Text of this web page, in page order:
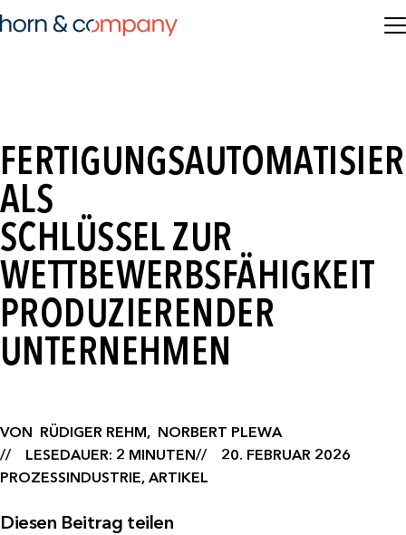
ALS
SCHLÜSSEL ZUR
WETTBEWERBSFÄHIGKEIT
PRODUZIERENDER
UNTERNEHMEN
VON RÜDIGER REHM, NORBERT PLEWA
LESEDAUER: 2 MINUTEN
20. FEBRUAR 2026
PROZESSINDUSTRIE, ARTIKEL
Diesen Beitrag teilen